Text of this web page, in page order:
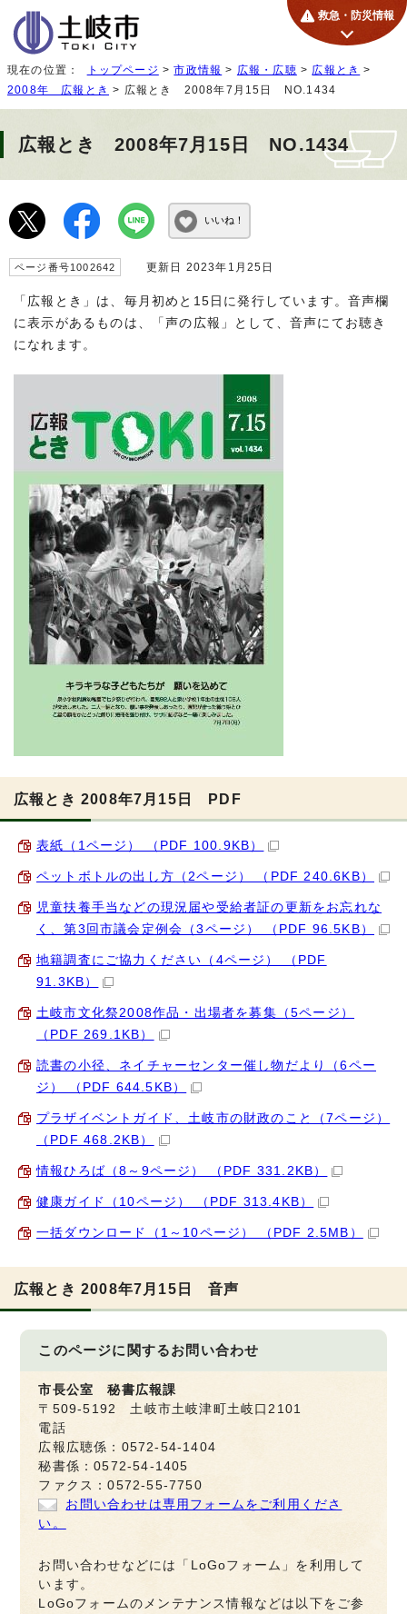
救急・防災情報
現在の位置： トップページ >市政情報 > 広報・広聴 > 広報とき >
2008年 広報とき > 広報とき 2008年7月15日 NO.1434
広報とき 2008年7月15日 NO.1434
いいね！
ページ番号1002642 更新日 2023年1月25日
「広報とき」は、毎月初めと15日に発行しています。音声欄
に表示があるものは、「声の広報」として、音声にてお聴き
になれます。
広報とき 2008年7月15日 PDF
表紙（1ページ） （PDF 100.9KB）
ペットボトルの出し方（2ページ） （PDF 240.6KB）
児童扶養手当などの現況届や受給者証の更新をお忘れな
く、第3回市議会定例会（3ページ） （PDF 96.5KB）
地籍調査にご協力ください（4ページ） （PDF
91.3KB）
土岐市文化祭2008作品・出場者を募集（5ページ）
（PDF 269.1KB）
読書の小径、ネイチャーセンター催し物だより（6ペー
ジ） （PDF 644.5KB）
プラザイベントガイド、土岐市の財政のこと（7ページ）
（PDF 468.2KB）
情報ひろば（8～9ページ） （PDF 331.2KB）
健康ガイド（10ページ） （PDF 313.4KB）
一括ダウンロード（1～10ページ） （PDF 2.5MB）
広報とき 2008年7月15日 音声
このページに関するお問い合わせ
市長公室 秘書広報課
〒509-5192 土岐市土岐津町土岐口2101
電話
広報広聴係：0572-54-1404
秘書係：0572-54-1405
ファクス：0572-55-7750
お問い合わせは専用フォームをご利用くださ
い。
お問い合わせなどには「LoGoフォーム」を利用して
います。
LoGoフォームのメンテナンス情報などは以下をご参